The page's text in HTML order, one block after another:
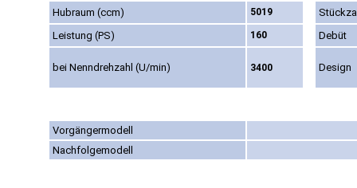
Hubraum (ccm)
5019
Leistung (PS)
160 Debüt
bei Nenndrehzahl (U/min) 3400 Design
Vorgängermodell
Nachfolgemodell